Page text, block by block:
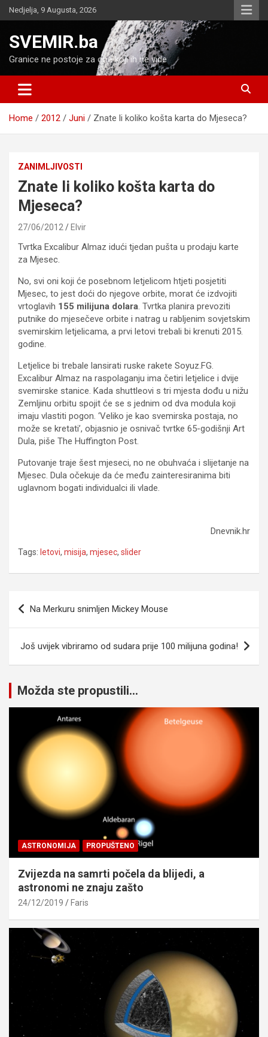
Skip
to
Nedjelja, 9 Augusta, 2026
SVEMIR.ba
Granice ne postoje za one koji ih ne vide
Home 2012 Juni Znate li koliko košta karta do Mjeseca?
ZANIMLJIVOSTI
Znate li koliko košta karta do
Mjeseca?
27/06/2012 Elvir
Tvrtka Excalibur Almaz idući tjedan pušta u prodaju karte
za Mjesec.
No, svi oni koji će posebnom letjelicom htjeti posjetiti
Mjesec, to jest doći do njegove orbite, morat će izdvojiti
vrtoglavih 155 milijuna dolara. Tvrtka planira prevoziti
putnike do mjesečeve orbite i natrag u rabljenim sovjetskim
svemirskim letjelicama, a prvi letovi trebali bi krenuti 2015.
godine.
Letjelice bi trebale lansirati ruske rakete Soyuz.FG.
Excalibur Almaz na raspolaganju ima četiri letjelice i dvije
svemirske stanice. Kada shuttleovi s tri mjesta dođu u nižu
Zemljinu orbitu spojit će se s jednim od dva modula koji
imaju vlastiti pogon. ‘Veliko je kao svemirska postaja, no
može se kretati’, objasnio je osnivač tvrtke 65-godišnji Art
Dula, piše The Huffington Post.
Putovanje traje šest mjeseci, no ne obuhvaća i slijetanje na
Mjesec. Dula očekuje da će među zainteresiranima biti
uglavnom bogati individualci ili vlade.
Dnevnik.hr
Tags: letovi, misija, mjesec, slider
Navigacija
članaka
Na Merkuru snimljen Mickey Mouse
Još uvijek vibriramo od sudara prije 100 milijuna godina!
Možda ste propustili...
ASTRONOMIJA PROPUŠTENO
Zvijezda na samrti počela da blijedi, a
astronomi ne znaju zašto
24/12/2019 Faris